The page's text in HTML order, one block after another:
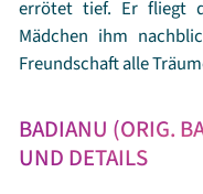
errötet tief. Er fliegt
Mädchen ihm
Freundschaft alle
BADIANU (ORIG.
UND DETAILS